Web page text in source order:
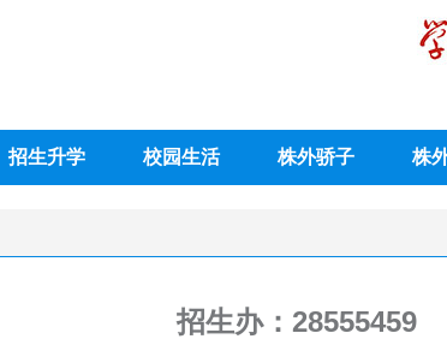
招生升学 校园生活 株外骄子 株
：28555459